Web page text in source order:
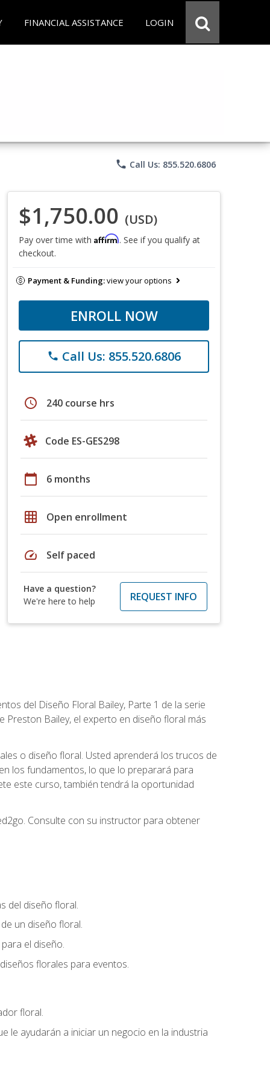
FINANCIAL ASSISTANCE LOGIN
phone Call Us: 855.520.6806
$1,750.00 (USD)
Pay over time with Affirm. See if you qualify at
checkout.
Payment & Funding:view your options
ENROLL NOW
phone Call Us: 855.520.6806
schedule 240 course hrs
Code ES-GES298
calendar_today 6 months
grid_on Open enrollment
speed Self paced
Have a question?
We're here to help
REQUEST INFO
del Diseño Floral Bailey, Parte 1 de la serie
Bailey, el experto en diseño floral más
o diseño floral. Usted aprenderá los trucos de
los fundamentos, lo que lo preparará para
este curso, también tendrá la oportunidad
Consulte con su instructor para obtener
del diseño floral.
un diseño floral.
el diseño.
florales para eventos.
floral.
le ayudarán a iniciar un negocio en la industria